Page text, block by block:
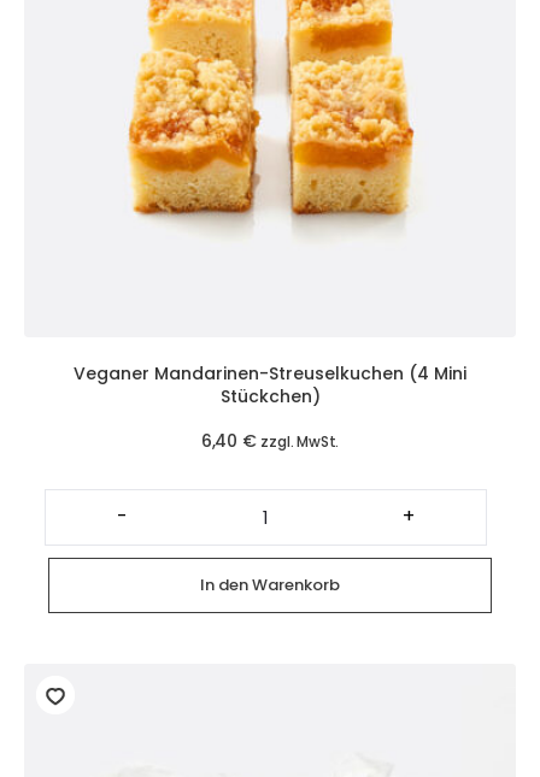
Veganer Mandarinen-Streuselkuchen (4 Mini
Stückchen)
6,40 € zzgl. MwSt.
-
Veganer
Mandarinen-
Streuselkuchen
(4
Mini
Stückchen)
Menge
+
In den Warenkorb